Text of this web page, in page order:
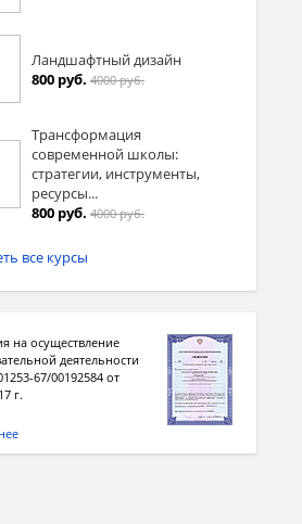
Ландшафтный дизайн
800 руб. 4000 руб.
Трансформация
современной школы:
стратегии, инструменты,
ресурсы...
800 руб. 4000 руб.
все курсы
на осуществление
деятельности
67/00192584 от
г.